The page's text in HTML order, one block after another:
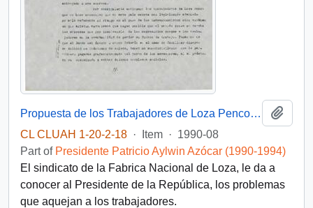
Propuesta de los Trabajadores de Loza Penco al sr. Presidente de la República
CL CLUAH 1-20-2-18 · Item · 1990-08
Part of Presidente Patricio Aylwin Azócar (1990-1994)
El sindicato de la Fabrica Nacional de Loza, le da a
conocer al Presidente de la República, los problemas
que aquejan a los trabajadores.